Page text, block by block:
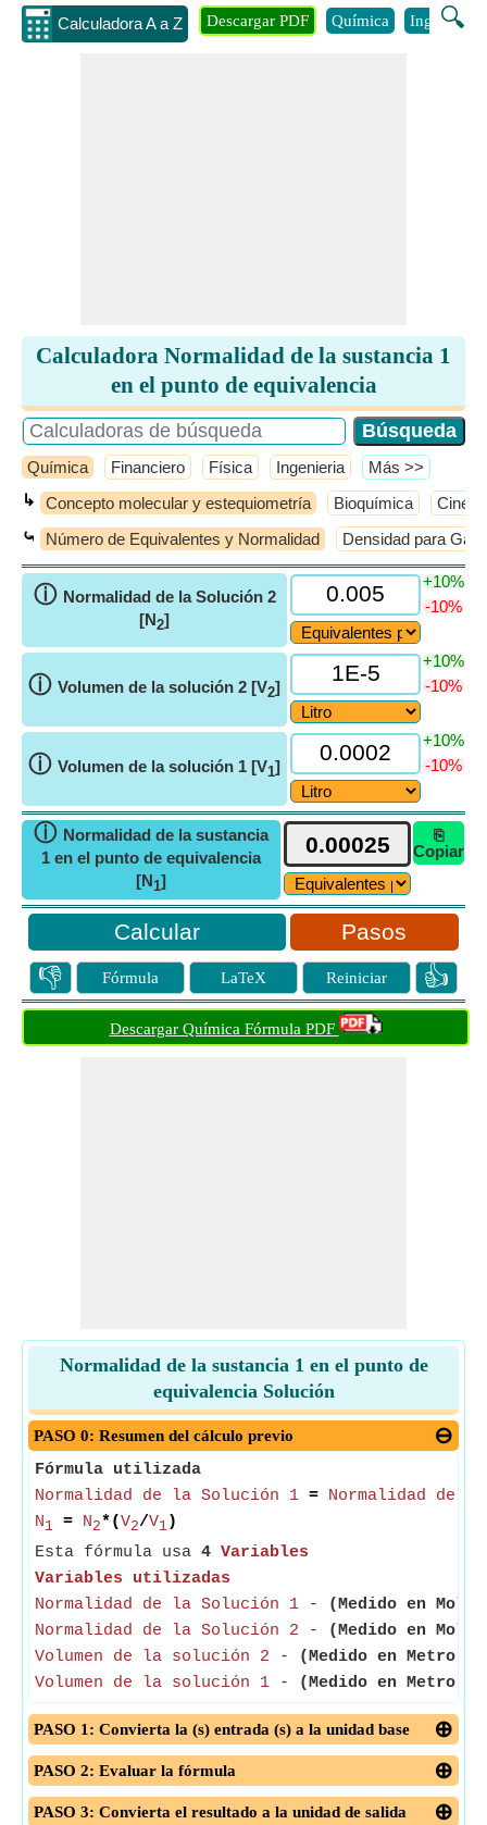
Calculadora A a Z 🔍
Descargar PDF Química Ingenieria
Calculadora Normalidad de la sustancia 1
en el punto de equivalencia
Química Financiero Física Ingenieria ​Más >>
↳ Concepto molecular y estequiometría Bioquímica
⤿ Número de Equivalentes y Normalidad Densidad para
ⓘ Normalidad de la Solución 2
[N2]
+10%
-10%
ⓘ Volumen de la solución 2 [V2]
+10%
-10%
ⓘ Volumen de la solución 1 [V1]
+10%
-10%
ⓘ Normalidad de la sustancia
1 en el punto de equivalencia
[N1]
⎘
Copiar
Pasos
👎 Fórmula LaTeX Reiniciar 👍
Descargar Química Fórmula PDF
Normalidad de la sustancia 1 en el punto de
equivalencia Solución
PASO 0: Resumen del cálculo previo
Fórmula utilizada
Normalidad de la Solución 1 = Normalidad de
N1 = N2*(V2/V1 )
Esta fórmula usa 4 Variables
Variables utilizadas
Normalidad de la Solución 1 -
(Medido en Mol
Normalidad de la Solución 2 -
(Medido en Mol
Volumen de la solución 2 -
(Medido en Metro
Volumen de la solución 1 - (Medido en Metro
PASO 1: Convierta la (s) entrada (s) a la unidad base
PASO 2: Evaluar la fórmula
PASO 3: Convierta el resultado a la unidad de salida